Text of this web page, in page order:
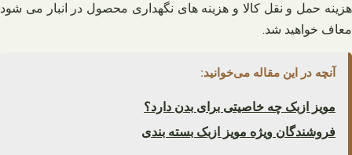
هزینه حمل و نقل کالا و هزینه های نگهداری محصول در انبار می شود
معاف خواهید شد.
آنچه در این مقاله می‌خوانید:
مویز ازبک چه خاصیتی برای بدن دارد؟
فروشندگان ویژه مویز ازبک بسته بندی